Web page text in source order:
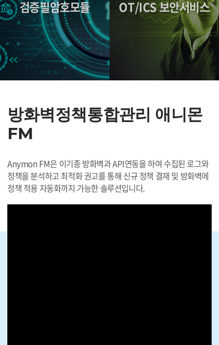
검증필암호모듈 OT/ICS 보안서비스
방화벽정책통합관리 애니몬
FM
Anymon FM은 이기종 방화벽과 API연동을 하여 수집된 로그와
정책을 분석하고 최적화 권고를 통해 신규 정책 결재 및 방화벽에
정책 적용 자동화까지 가능한 솔루션입니다.